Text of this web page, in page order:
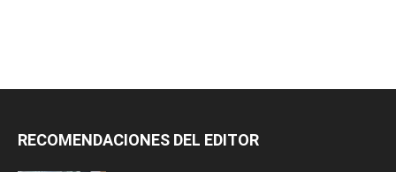
RECOMENDACIONES DEL EDITOR